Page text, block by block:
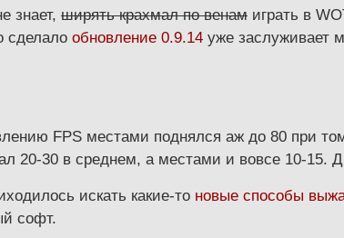
знает, ширять крахмал по венам играть в
сделало обновление 0.9.14 уже заслуживает
FPS местами поднялся аж до 80 при
20-30 в среднем, а местами и вовсе 10-15.
искать какие-то новые способы
софт.